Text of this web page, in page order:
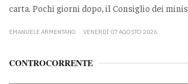
carta. Pochi giorni dopo, il Consiglio dei
EMANUELE ARMENTANO VENERDÌ 07 AGOSTO 2026
CONTROCORRENTE